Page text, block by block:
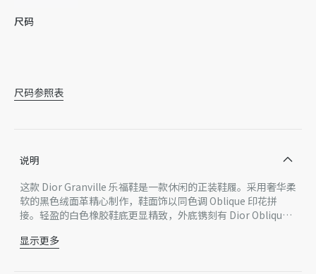
尺码
尺码参照表
说明
这款 Dior Granville 乐福鞋是一款休闲的正装鞋履。采用奢华柔
软的黑色绒面革精心制作，鞋面饰以同色调 Oblique 印花拼
接。轻盈的白色橡胶鞋底更显精致，外底镌刻有 Dior Oblique
质。
主体：牛皮革，棉，科技面料
显示更多